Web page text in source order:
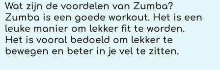
Wat zijn de voordelen van Zumba?
Zumba is een goede workout. Het is een
leuke manier om lekker fit te worden.
Het is vooral bedoeld om lekker te
bewegen en beter in je vel te zitten.